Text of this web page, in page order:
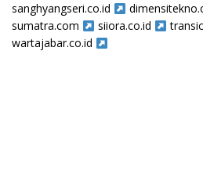
sanghyangseri.co.id
sumatra.com
siiora.co.id
wartajabar.co.id